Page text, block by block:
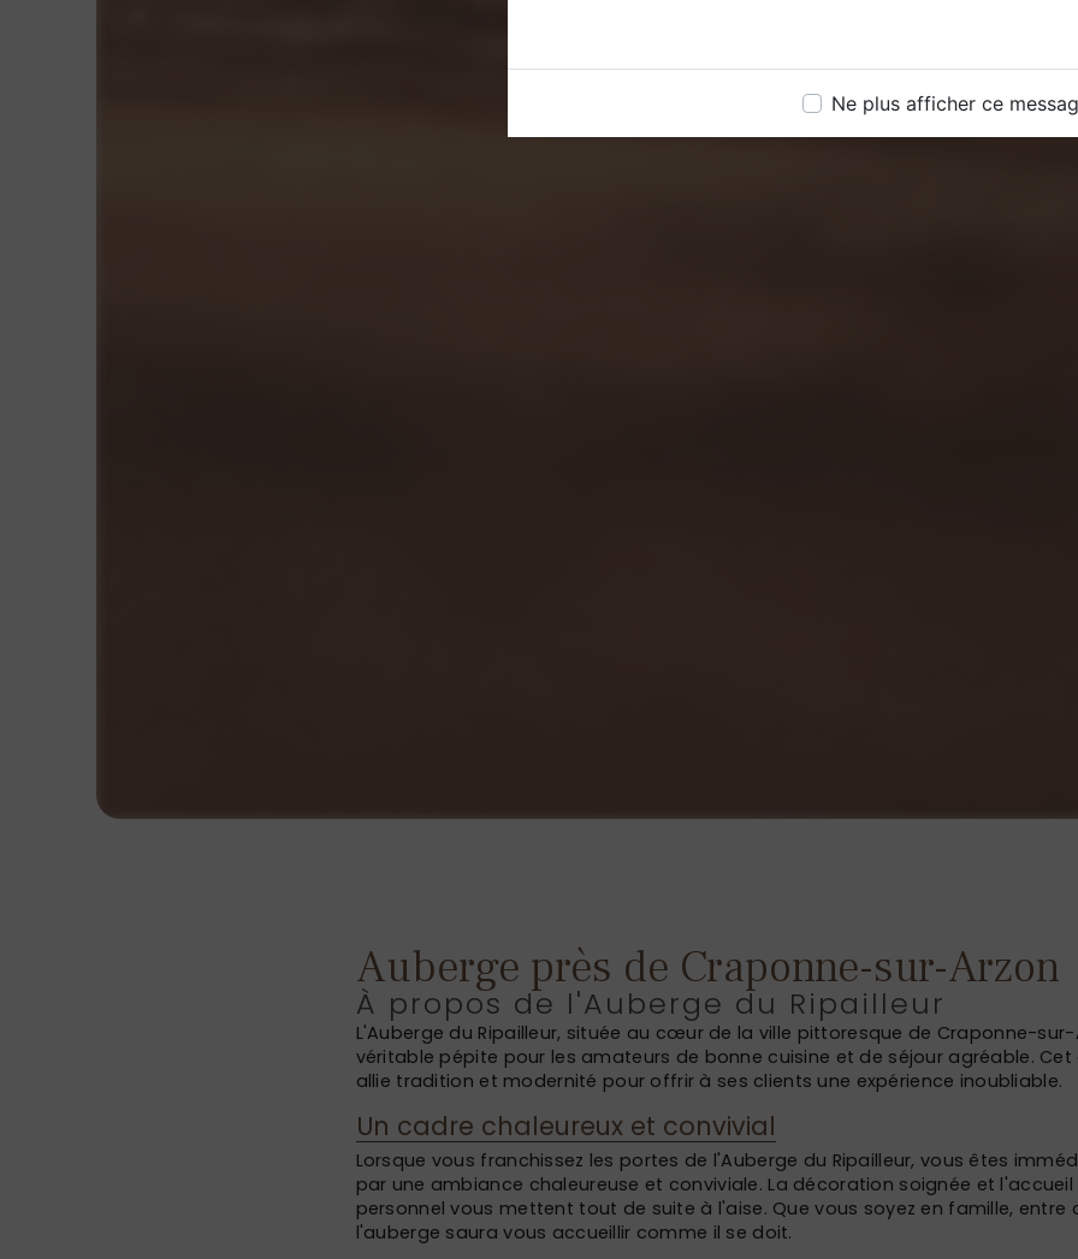
Ne plus afficher ce
Auberge près de Craponne-sur-Arzon
À propos de l'Auberge du Ripailleur
L'Auberge du Ripailleur, située au cœur de la ville pittoresque de Craponne-
véritable pépite pour les amateurs de bonne cuisine et de séjour agréable.
allie tradition et modernité pour offrir à ses clients une expérience inoubliable.
Un cadre chaleureux et convivial
Lorsque vous franchissez les portes de l'Auberge du Ripailleur, vous êtes
par une ambiance chaleureuse et conviviale. La décoration soignée et
personnel vous mettent tout de suite à l'aise. Que vous soyez en famille, entre
l'auberge saura vous accueillir comme il se doit.